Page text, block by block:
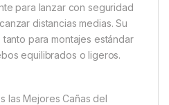
para lanzar con seguridad
distancias medias. Su
para montajes estándar
equilibrados o ligeros.
las Mejores Cañas del